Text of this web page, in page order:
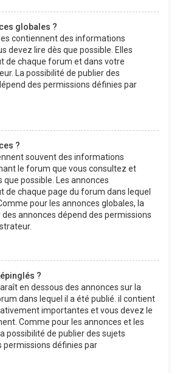
globales ?
contiennent des informations
devez lire dès que possible. Elles
de chaque forum et dans votre
La possibilité de publier des
des permissions définies par
?
souvent des informations
le forum que vous consultez et
possible. Les annonces
de chaque page du forum dans lequel
pour les annonces globales, la
annonces dépend des permissions
?
en dessous des annonces sur la
dans lequel il a été publié. il contient
importantes et vous devez le
Comme pour les annonces et les
possibilité de publier des sujets
permissions définies par